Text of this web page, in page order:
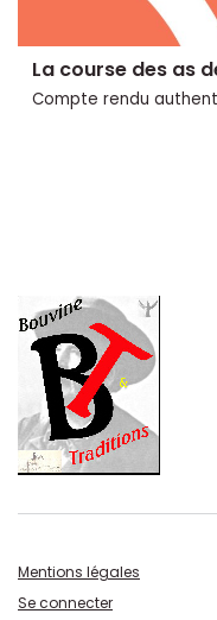
La course des as
Compte rendu
Mentions légales
Se connecter